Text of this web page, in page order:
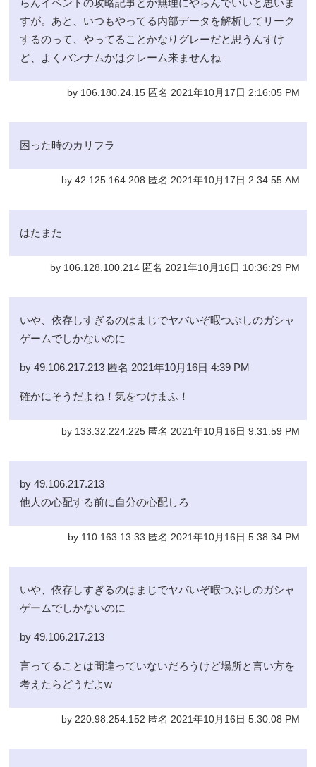
らんイベントの攻略記事とか無理にやらんでいいと思いま
すが。あと、いつもやってる内部データを解析してリーク
するのって、やってることかなりグレーだと思うんすけ
ど、よくバンナムかはクレーム来ませんね
by 106.180.24.15 匿名 2021年10月17日 2:16:05 PM
困った時のカリフラ
by 42.125.164.208 匿名 2021年10月17日 2:34:55 AM
はたまた
by 106.128.100.214 匿名 2021年10月16日 10:36:29 PM
いや、依存しすぎるのはまじでヤバいぞ暇つぶしのガシャ
ゲームでしかないのに
by 49.106.217.213 匿名 2021年10月16日 4:39 PM
確かにそうだよね！気をつけまふ！
by 133.32.224.225 匿名 2021年10月16日 9:31:59 PM
by 49.106.217.213
他人の心配する前に自分の心配しろ
by 110.163.13.33 匿名 2021年10月16日 5:38:34 PM
いや、依存しすぎるのはまじでヤバいぞ暇つぶしのガシャ
ゲームでしかないのに
by 49.106.217.213
言ってることは間違っていないだろうけど場所と言い方を
考えたらどうだよw
by 220.98.254.152 匿名 2021年10月16日 5:30:08 PM